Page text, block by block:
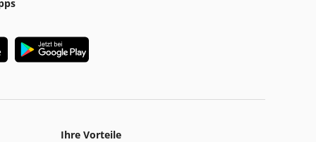
Ihre Vorteile